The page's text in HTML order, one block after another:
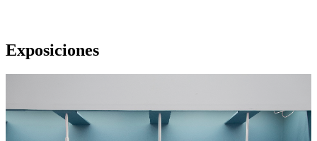
Exposiciones